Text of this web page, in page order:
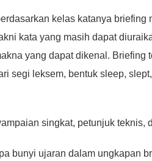
kelas katanya briefing
kata yang masih dapat
yang dapat dikenal. Briefing
segi leksem, bentuk sleep,
singkat, petunjuk teknis,
bunyi ujaran dalam ungkapan